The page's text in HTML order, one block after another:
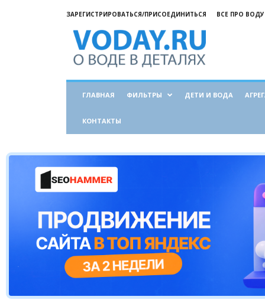
ЗАРЕГИСТРИРОВАТЬСЯ/ПРИСОЕДИНИТЬСЯ ВСЕ ПРО ВОДУ
воде
ГЛАВНАЯ ФИЛЬТРЫ ДЕТИ И ВОДА
КОНТАКТЫ